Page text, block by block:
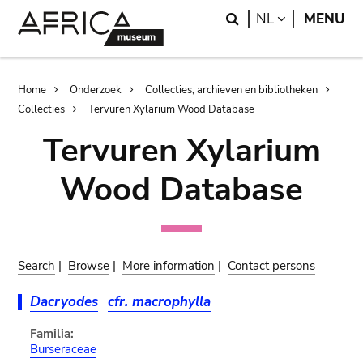
Search
NL LANGUAGE
MENU
Breadcrumb
Home Onderzoek
Collecties, archieven en bibliotheken
Collecties
Tervuren Xylarium Wood Database
Tervuren Xylarium
Wood Database
Search | Browse | More information | Contact persons
Dacryodes cfr. macrophylla
Familia:
Burseraceae